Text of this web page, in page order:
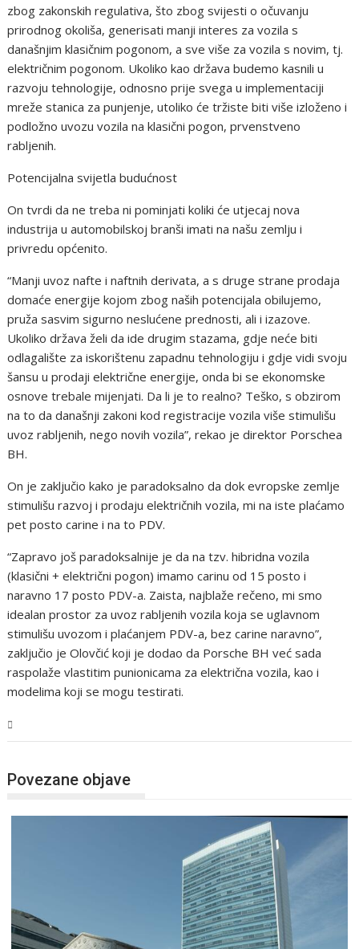
zbog zakonskih regulativa, što zbog svijesti o očuvanju
prirodnog okoliša, generisati manji interes za vozila s
današnjim klasičnim pogonom, a sve više za vozila s novim, tj.
električnim pogonom. Ukoliko kao država budemo kasnili u
razvoju tehnologije, odnosno prije svega u implementaciji
mreže stanica za punjenje, utoliko će tržiste biti više izloženo i
podložno uvozu vozila na klasični pogon, prvenstveno
rabljenih.
Potencijalna svijetla budućnost
On tvrdi da ne treba ni pominjati koliki će utjecaj nova
industrija u automobilskoj branši imati na našu zemlju i
privredu općenito.
“Manji uvoz nafte i naftnih derivata, a s druge strane prodaja
domaće energije kojom zbog naših potencijala obilujemo,
pruža sasvim sigurno neslućene prednosti, ali i izazove.
Ukoliko država želi da ide drugim stazama, gdje neće biti
odlagalište za iskorištenu zapadnu tehnologiju i gdje vidi svoju
šansu u prodaji električne energije, onda bi se ekonomske
osnove trebale mijenjati. Da li je to realno? Teško, s obzirom
na to da današnji zakoni kod registracije vozila više stimulišu
uvoz rabljenih, nego novih vozila”, rekao je direktor Porschea
BH.
On je zaključio kako je paradoksalno da dok evropske zemlje
stimulišu razvoj i prodaju električnih vozila, mi na iste plaćamo
pet posto carine i na to PDV.
“Zapravo još paradoksalnije je da na tzv. hibridna vozila
(klasični + električni pogon) imamo carinu od 15 posto i
naravno 17 posto PDV-a. Zaista, najblaže rečeno, mi smo
idealan prostor za uvoz rabljenih vozila koja se uglavnom
stimulišu uvozom i plaćanjem PDV-a, bez carine naravno”,
zaključio je Olovčić koji je dodao da Porsche BH već sada
raspolaže vlastitim punionicama za električna vozila, kao i
modelima koji se mogu testirati.
Povezane objave